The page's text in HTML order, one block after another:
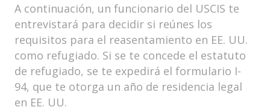
A continuación, un funcionario del USCIS te
entrevistará para decidir si reúnes los
requisitos para el reasentamiento en EE. UU.
como refugiado. Si se te concede el estatuto
de refugiado, se te expedirá el formulario I-
94, que te otorga un año de residencia legal
en EE. UU.